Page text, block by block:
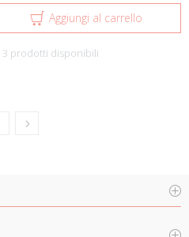
Aggiungi al carrello
3 prodotti disponibili